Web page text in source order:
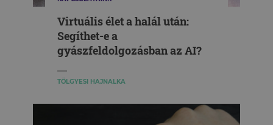
Virtuális élet a halál után:
Segíthet-e a
gyászfeldolgozásban az AI?
TÖLGYESI HAJNALKA